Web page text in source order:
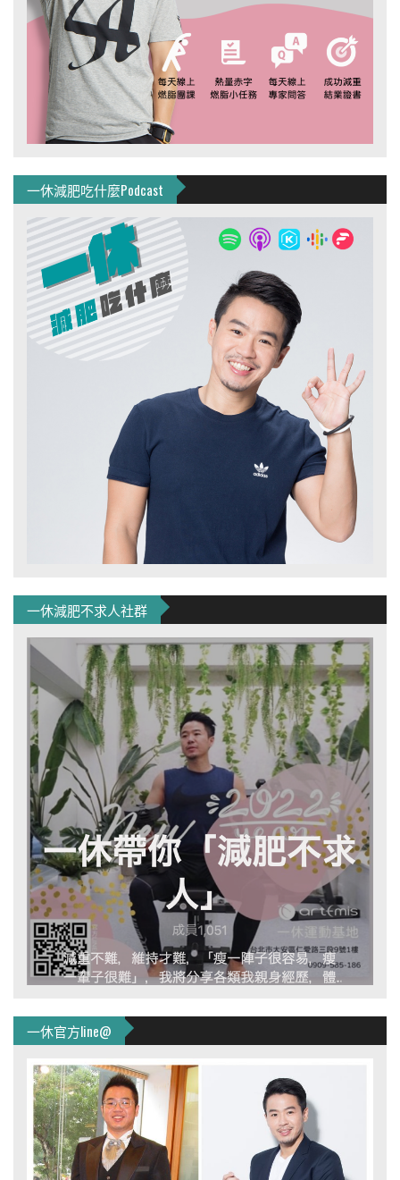
一休減肥吃什麼Podcast
一休減肥不求人社群
一休官方line@